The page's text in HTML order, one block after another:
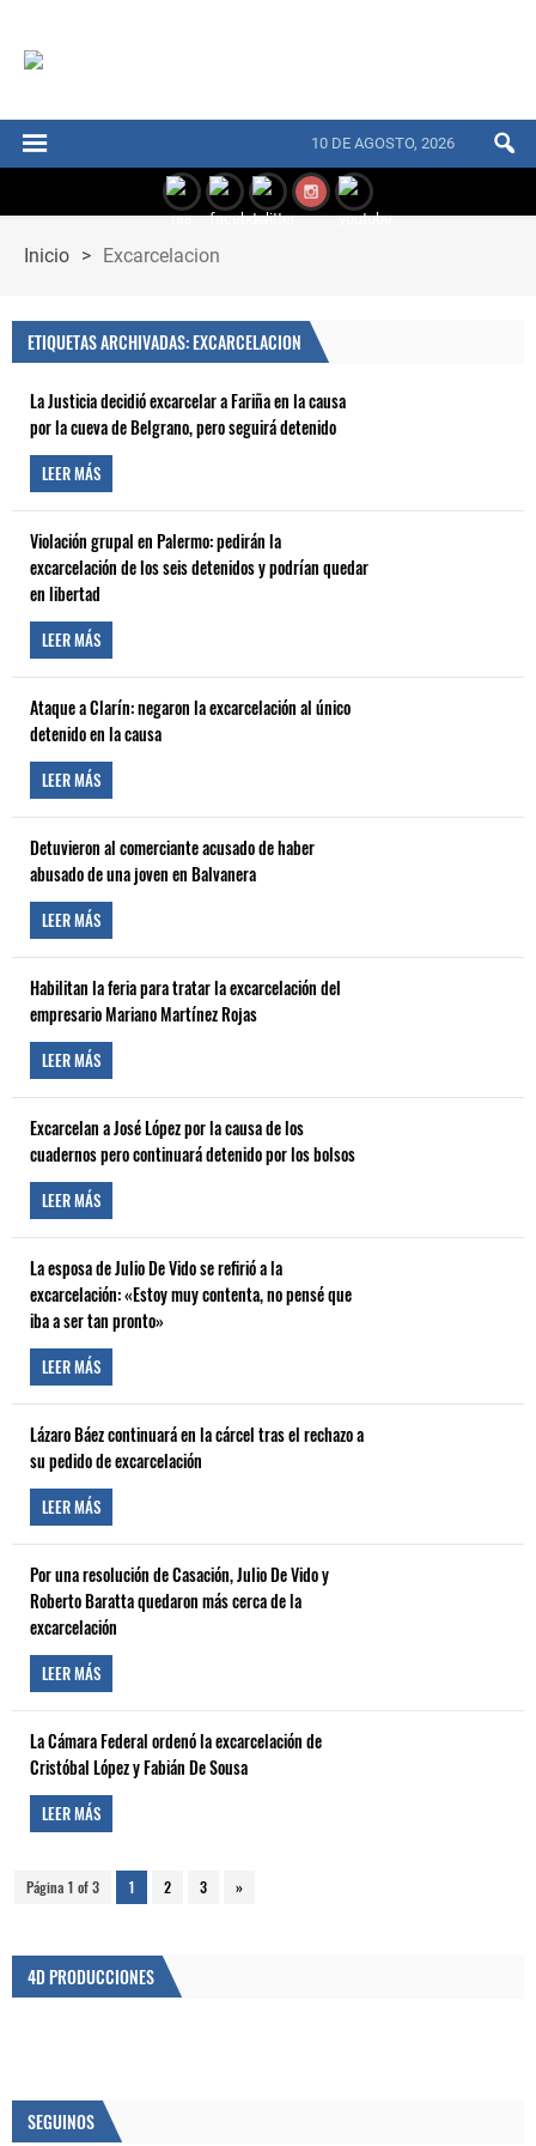
10 DE AGOSTO, 2026
Inicio > Excarcelacion
ETIQUETAS ARCHIVADAS: EXCARCELACION
La Justicia decidió excarcelar a Fariña en la causa
por la cueva de Belgrano, pero seguirá detenido
LEER MÁS
Violación grupal en Palermo: pedirán la
excarcelación de los seis detenidos y podrían quedar
en libertad
LEER MÁS
Ataque a Clarín: negaron la excarcelación al único
detenido en la causa
LEER MÁS
Detuvieron al comerciante acusado de haber
abusado de una joven en Balvanera
LEER MÁS
Habilitan la feria para tratar la excarcelación del
empresario Mariano Martínez Rojas
LEER MÁS
Excarcelan a José López por la causa de los
cuadernos pero continuará detenido por los bolsos
LEER MÁS
La esposa de Julio De Vido se refirió a la
excarcelación: «Estoy muy contenta, no pensé que
iba a ser tan pronto»
LEER MÁS
Lázaro Báez continuará en la cárcel tras el rechazo a
su pedido de excarcelación
LEER MÁS
Por una resolución de Casación, Julio De Vido y
Roberto Baratta quedaron más cerca de la
excarcelación
LEER MÁS
La Cámara Federal ordenó la excarcelación de
Cristóbal López y Fabián De Sousa
LEER MÁS
Página 1 of 3 1 2 3 »
4D PRODUCCIONES
SEGUINOS